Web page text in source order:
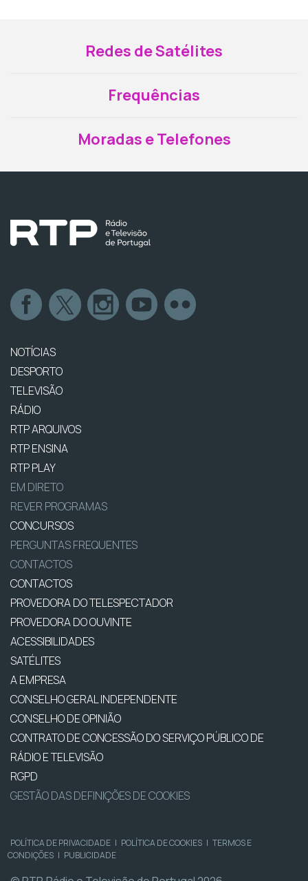
Redes de Satélites
Frequências
Moradas e Telefones
NOTÍCIAS
DESPORTO
TELEVISÃO
RÁDIO
RTP ARQUIVOS
RTP ENSINA
RTP PLAY
EM DIRETO
REVER PROGRAMAS
CONCURSOS
PERGUNTAS FREQUENTES
CONTACTOS
CONTACTOS
PROVEDORA DO TELESPECTADOR
PROVEDORA DO OUVINTE
ACESSIBILIDADES
SATÉLITES
A EMPRESA
CONSELHO GERAL INDEPENDENTE
CONSELHO DE OPINIÃO
CONTRATO DE CONCESSÃO DO SERVIÇO PÚBLICO DE
RÁDIO E TELEVISÃO
RGPD
GESTÃO DAS DEFINIÇÕES DE COOKIES
POLÍTICA DE PRIVACIDADE | POLÍTICA DE COOKIES | TERMOS E
CONDIÇÕES | PUBLICIDADE